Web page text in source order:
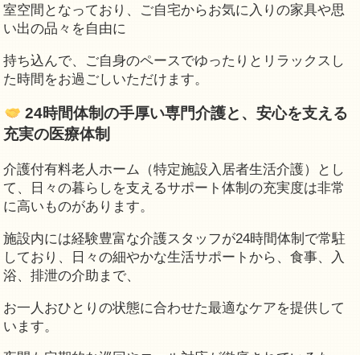
室空間となっており、ご自宅からお気に入りの家具や思
い出の品々を自由に
持ち込んで、ご自身のペースでゆったりとリラックスし
た時間をお過ごしいただけます。
24時間体制の手厚い専門介護と、安心を支える
充実の医療体制
介護付有料老人ホーム（特定施設入居者生活介護）とし
て、日々の暮らしを支えるサポート体制の充実度は非常
に高いものがあります。
施設内には経験豊富な介護スタッフが24時間体制で常駐
しており、日々の細やかな生活サポートから、食事、入
浴、排泄の介助まで、
お一人おひとりの状態に合わせた最適なケアを提供して
います。